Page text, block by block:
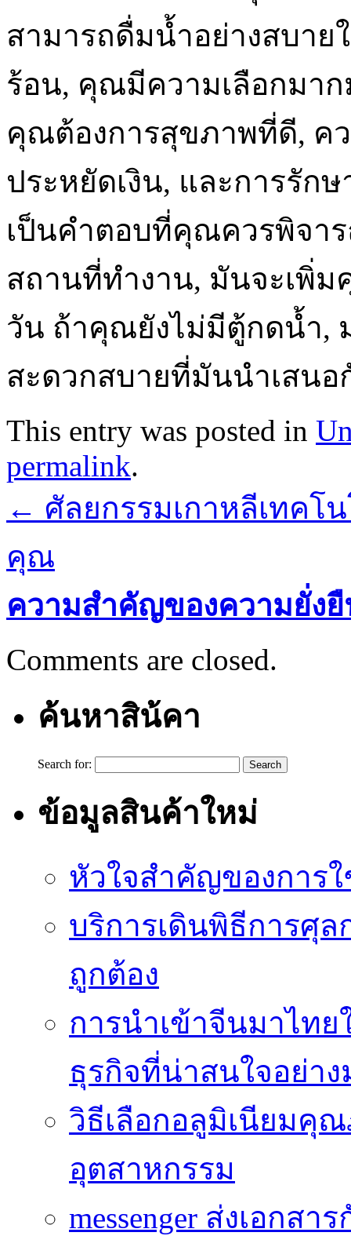
สามารถดื่มน้ำอย่างสบา
ร้อน, คุณมีความเลือกมา
คุณต้องการสุขภาพที่ดี, ค
ประหยัดเงิน, และการรัก
เป็นคำตอบที่คุณควรพิจา
สถานที่ทำงาน, มันจะเพิ่
วัน ถ้าคุณยังไม่มีตู้กดน้ำ,
สะดวกสบายที่มันนำเสนอ
This entry was posted in
permalink.
← ศัลยกรรมเกาหลีเทคโ
คุณ
ความสำคัญของความยั่ง
Comments are closed.
ค้นหาสิน้คา
Search for:
ข้อมูลสินค้าใหม่
หัวใจสำคัญของการ
บริการเดินพิธีการศุล
ถูกต้อง
การนำเข้าจีนมาไท
ธุรกิจที่น่าสนใจอย่าง
วิธีเลือกอลูมิเนียมคุ
อุตสาหกรรม
messenger ส่งเอกส